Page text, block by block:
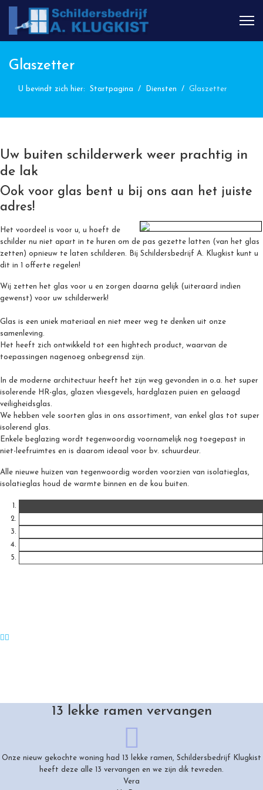
Glaszetter
U bevindt zich hier: Startpagina Diensten Glaszetter
Uw buiten schilderwerk weer prachtig in
de lak
Ook voor glas bent u bij ons aan het juiste
adres!
Het voordeel is voor u, u hoeft de
schilder nu niet apart in te huren om de pas gezette latten (van het glas
zetten) opnieuw te laten schilderen. Bij Schildersbedrijf A. Klugkist kunt u
dit in 1 offerte regelen!
Wij zetten het glas voor u en zorgen daarna gelijk (uiteraard indien
gewenst) voor uw schilderwerk!
Glas is een uniek materiaal en niet meer weg te denken uit onze
samenleving.
Het heeft zich ontwikkeld tot een hightech product, waarvan de
toepassingen nagenoeg onbegrensd zijn.
In de moderne architectuur heeft het zijn weg gevonden in o.a. het super
isolerende HR-glas, glazen vliesgevels, hardglazen puien en gelaagd
veiligheidsglas.
We hebben vele soorten glas in ons assortiment, van enkel glas tot super
isolerend glas.
Enkele beglazing wordt tegenwoordig voornamelijk nog toegepast in
niet-leefruimtes en is daarom ideaal voor bv. schuurdeur.
Alle nieuwe huizen van tegenwoordig worden voorzien van isolatieglas,
isolatieglas houd de warmte binnen en de kou buiten.
13 lekke ramen vervangen
Onze nieuw gekochte woning had 13 lekke ramen, Schildersbedrijf Klugkist
heeft deze alle 13 vervangen en we zijn dik tevreden.
Vera